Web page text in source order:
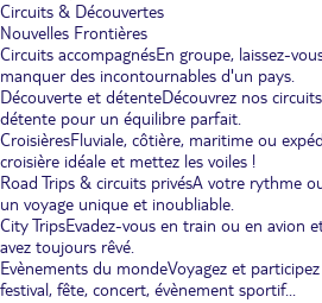
Circuits & Découvertes
Nouvelles Frontières
Circuits accompagnésEn groupe, laissez-
manquer des incontournables d'un pays.
Découverte et détenteDécouvrez nos
détente pour un équilibre parfait.
CroisièresFluviale, côtière, maritime ou
croisière idéale et mettez les voiles !
Road Trips & circuits privésA votre rythme
un voyage unique et inoubliable.
City TripsEvadez-vous en train ou en avion
avez toujours rêvé.
Evènements du mondeVoyagez et
festival, fête, concert, évènement sportif...